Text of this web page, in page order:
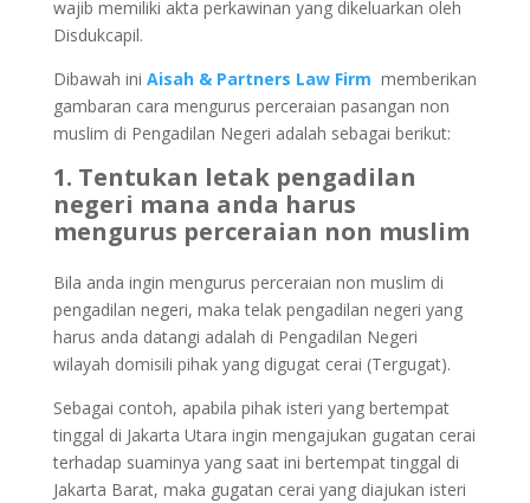
wajib memiliki akta perkawinan yang dikeluarkan oleh
Disdukcapil.
Dibawah ini Aisah & Partners Law Firm memberikan
gambaran cara mengurus perceraian pasangan non
muslim di Pengadilan Negeri adalah sebagai berikut:
1. Tentukan letak pengadilan
negeri mana anda harus
mengurus perceraian non muslim
Bila anda ingin mengurus perceraian non muslim di
pengadilan negeri, maka telak pengadilan negeri yang
harus anda datangi adalah di Pengadilan Negeri
wilayah domisili pihak yang digugat cerai (Tergugat).
Sebagai contoh, apabila pihak isteri yang bertempat
tinggal di Jakarta Utara ingin mengajukan gugatan cerai
terhadap suaminya yang saat ini bertempat tinggal di
Jakarta Barat, maka gugatan cerai yang diajukan isteri